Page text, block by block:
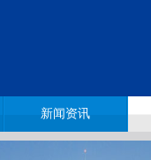
新闻资讯